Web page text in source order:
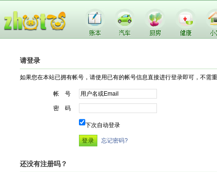
请登录
如果您在本站已拥有帐号，请使用已有的帐号信息直接进行登录即可，不需
帐 号
密 码
下次自动登录
忘记密码?
还没有注册吗？